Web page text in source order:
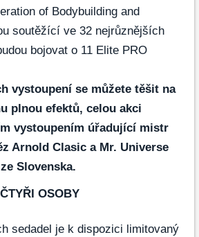
of Bodybuilding and
soutěžící ve 32 nejrůznějších
bojovat o 11 Elite PRO
vystoupení se můžete těšit na
plnou efektů, celou akci
vystoupením úřadující mistr
Arnold Clasic a Mr. Universe
Slovenska.
OSOBY
sedadel je k dispozici limitovaný